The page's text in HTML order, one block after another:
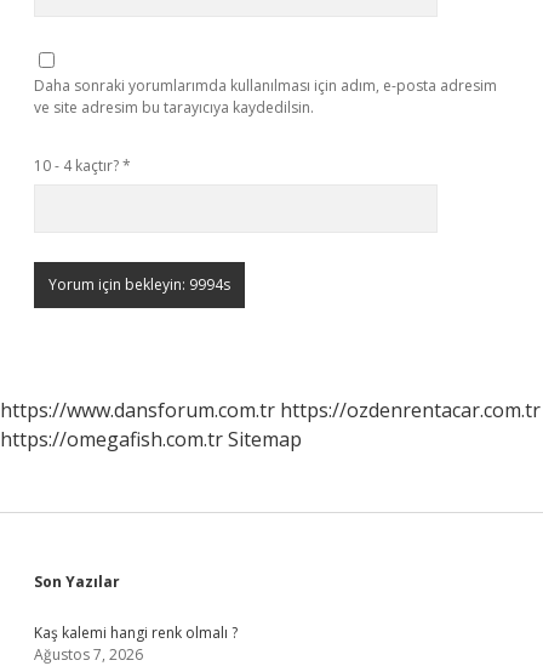
Daha sonraki yorumlarımda kullanılması için adım, e-posta adresim
ve site adresim bu tarayıcıya kaydedilsin.
10 - 4 kaçtır?*
https://www.dansforum.com.tr https://ozdenrentacar.com.tr
https://omegafish.com.trSitemap
Sidebar
Son Yazılar
Kaş kalemi hangi renk olmalı ?
Ağustos 7, 2026